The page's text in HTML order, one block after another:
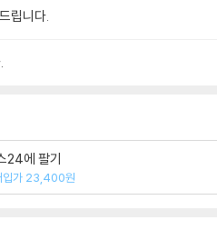
립니다.
24에 팔기
입가 23,400원